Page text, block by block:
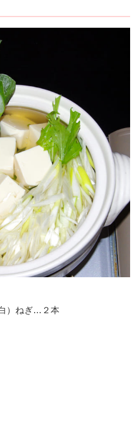
）ねぎ…２本